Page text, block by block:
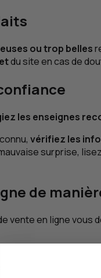
ou trop belles
du site en cas de
les enseignes
vérifiez les
surprise,
de
vente en ligne vous
au dos de votre